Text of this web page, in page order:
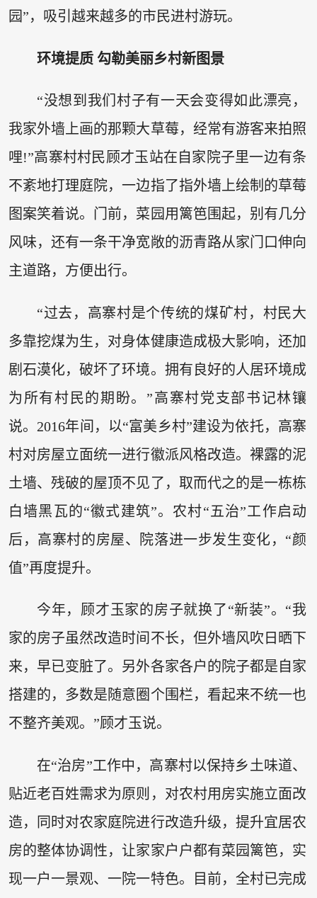
园”，吸引越来越多的市民进村游玩。
环境提质 勾勒美丽乡村新图景
“没想到我们村子有一天会变得如此漂亮，
我家外墙上画的那颗大草莓，经常有游客来拍照
哩!”高寨村村民顾才玉站在自家院子里一边有条
不紊地打理庭院，一边指了指外墙上绘制的草莓
图案笑着说。门前，菜园用篱笆围起，别有几分
风味，还有一条干净宽敞的沥青路从家门口伸向
主道路，方便出行。
“过去，高寨村是个传统的煤矿村，村民大
多靠挖煤为生，对身体健康造成极大影响，还加
剧石漠化，破坏了环境。拥有良好的人居环境成
为所有村民的期盼。”高寨村党支部书记林镶
说。2016年间，以“富美乡村”建设为依托，高寨
村对房屋立面统一进行徽派风格改造。裸露的泥
土墙、残破的屋顶不见了，取而代之的是一栋栋
白墙黑瓦的“徽式建筑”。农村“五治”工作启动
后，高寨村的房屋、院落进一步发生变化，“颜
值”再度提升。
今年，顾才玉家的房子就换了“新装”。“我
家的房子虽然改造时间不长，但外墙风吹日晒下
来，早已变脏了。另外各家各户的院子都是自家
搭建的，多数是随意圈个围栏，看起来不统一也
不整齐美观。”顾才玉说。
在“治房”工作中，高寨村以保持乡土味道、
贴近老百姓需求为原则，对农村用房实施立面改
造，同时对农家庭院进行改造升级，提升宜居农
房的整体协调性，让家家户户都有菜园篱笆，实
现一户一景观、一院一特色。目前，全村已完成